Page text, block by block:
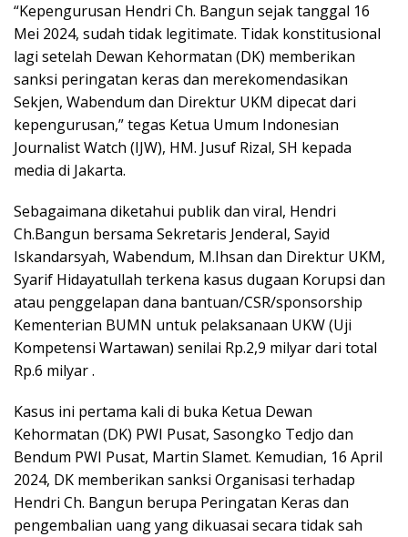
“Kepengurusan Hendri Ch. Bangun sejak tanggal 16
Mei 2024, sudah tidak legitimate. Tidak konstitusional
lagi setelah Dewan Kehormatan (DK) memberikan
sanksi peringatan keras dan merekomendasikan
Sekjen, Wabendum dan Direktur UKM dipecat dari
kepengurusan,” tegas Ketua Umum Indonesian
Journalist Watch (IJW), HM. Jusuf Rizal, SH kepada
media di Jakarta.
Sebagaimana diketahui publik dan viral, Hendri
Ch.Bangun bersama Sekretaris Jenderal, Sayid
Iskandarsyah, Wabendum, M.Ihsan dan Direktur UKM,
Syarif Hidayatullah terkena kasus dugaan Korupsi dan
atau penggelapan dana bantuan/CSR/sponsorship
Kementerian BUMN untuk pelaksanaan UKW (Uji
Kompetensi Wartawan) senilai Rp.2,9 milyar dari total
Rp.6 milyar .
Kasus ini pertama kali di buka Ketua Dewan
Kehormatan (DK) PWI Pusat, Sasongko Tedjo dan
Bendum PWI Pusat, Martin Slamet. Kemudian, 16 April
2024, DK memberikan sanksi Organisasi terhadap
Hendri Ch. Bangun berupa Peringatan Keras dan
pengembalian uang yang dikuasai secara tidak sah